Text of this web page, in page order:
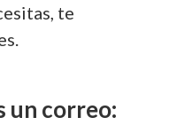
te
un correo: